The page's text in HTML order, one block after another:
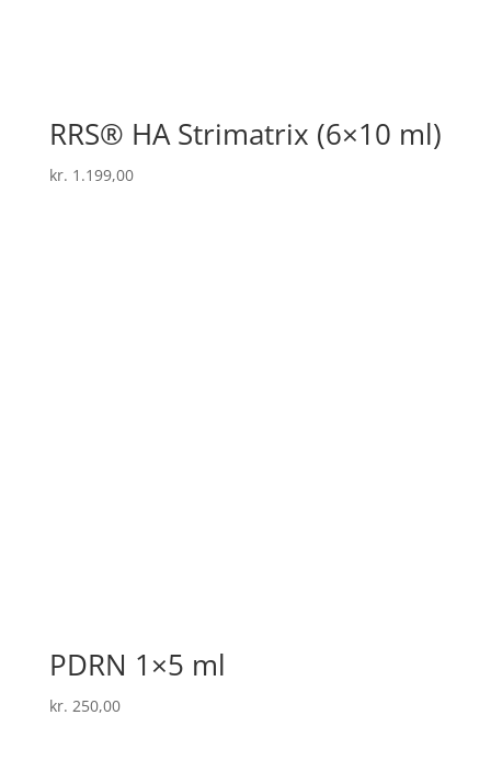
RRS® HA Strimatrix (6×10 ml)
kr. 1.199,00
PDRN 1×5 ml
kr. 250,00